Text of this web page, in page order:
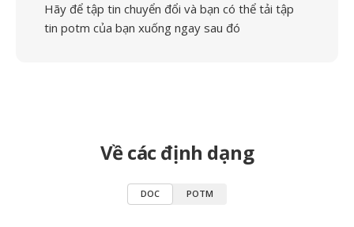
Hãy để tập tin chuyển đổi và bạn có thể tải tập
tin potm của bạn xuống ngay sau đó
Về các định dạng
DOC POTM